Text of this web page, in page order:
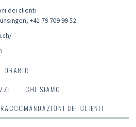
dei clienti
, +41 79 709 99 52
ORARIO
CHI SIAMO
RACCOMANDAZIONI DEI CLIENTI